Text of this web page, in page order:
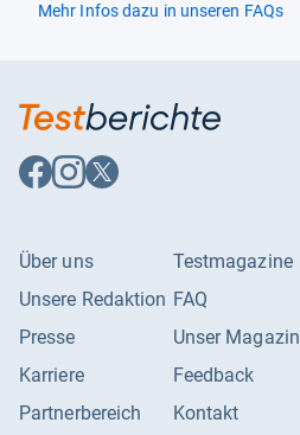
Mehr Infos dazu in unseren FAQs
Auf
Facebook
Auf
Instagram
Auf
X
Über uns
Unsere Redaktion
Presse
Karriere
Partnerbereich
Testmagazine
FAQ
Unser Magazin
Feedback
Kontakt